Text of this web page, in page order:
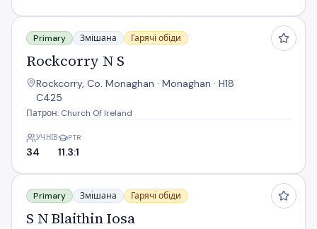
Rockcorry N S
Primary Змішана Гарячі обіди
Rockcorry N S
Rockcorry, Co. Monaghan · Monaghan · H18
C425
Патрон: Church Of Ireland
УЧНІВ
34
PTR
11.3:1
S N Blaithin Iosa
Primary Змішана Гарячі обіди
S N Blaithin Iosa